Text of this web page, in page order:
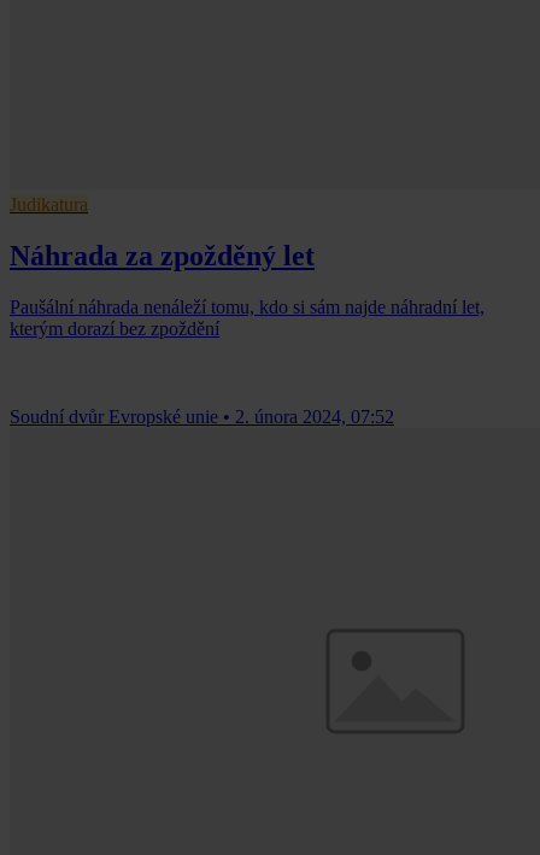
Judikatura
Náhrada za zpožděný let
Paušální náhrada nenáleží tomu, kdo si sám najde náhradní let,
kterým dorazí bez zpoždění
Soudní dvůr Evropské unie • 2. února 2024, 07:52